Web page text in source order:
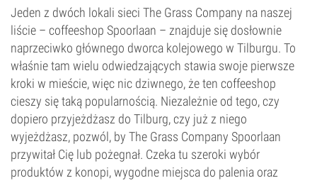
Jeden z dwóch lokali sieci The Grass Company na naszej
liście – coffeeshop Spoorlaan – znajduje się dosłownie
naprzeciwko głównego dworca kolejowego w Tilburgu. To
właśnie tam wielu odwiedzających stawia swoje pierwsze
kroki w mieście, więc nic dziwnego, że ten coffeeshop
cieszy się taką popularnością. Niezależnie od tego, czy
dopiero przyjeżdżasz do Tilburg, czy już z niego
wyjeżdżasz, pozwól, by The Grass Company Spoorlaan
przywitał Cię lub pożegnał. Czeka tu szeroki wybór
produktów z konopi, wygodne miejsca do palenia oraz